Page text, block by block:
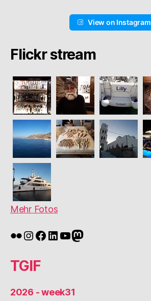
View on Instagram
Flickr stream
Mehr Fotos
Flickr
Instagram
Facebook
LinkedIn
YouTube
Mastodon
TGIF
2026 - week31